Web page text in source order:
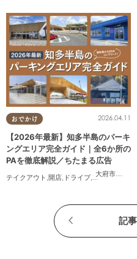
おでかけ
大府市
,阿久比
2026.04.11
【2026年最新】知多半島のパーキ
ングエリア完全ガイド｜全6か所の
PAを徹底解説／ちたまる広告
テイクアウト 開店 ドライブ 観光, ちたまる
記